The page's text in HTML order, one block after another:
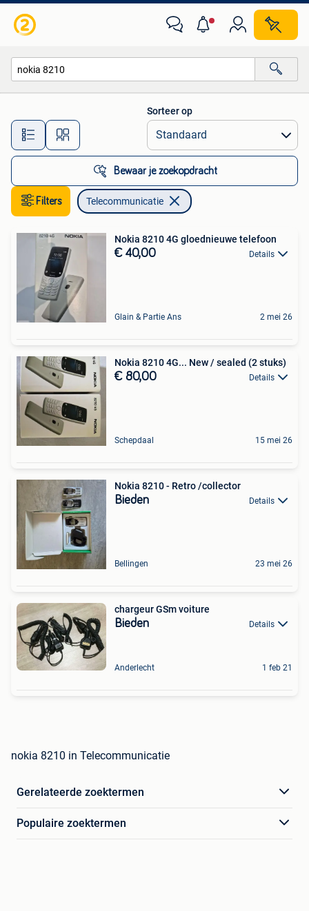
Alle afstanden…
Sorteer op
Bewaar je zoekopdracht
Filters Telecommunicatie
Nokia 8210 4G gloednieuwe telefoon
€ 40,00 Details
Glain & Partie Ans 2 mei 26
Nokia 8210 4G... New / sealed (2 stuks)
€ 80,00 Details
Schepdaal 15 mei 26
Nokia 8210 - Retro /collector
Bieden Details
Bellingen 23 mei 26
chargeur GSm voiture
Bieden Details
Anderlecht 1 feb 21
nokia 8210 in Telecommunicatie
Gerelateerde zoektermen
Populaire zoektermen